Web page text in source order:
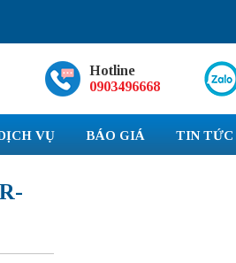
Hotline
0903496668
VỤ BÁO GIÁ TIN TỨC